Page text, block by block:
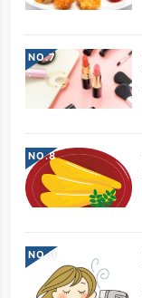
NO.
NO.
NO.